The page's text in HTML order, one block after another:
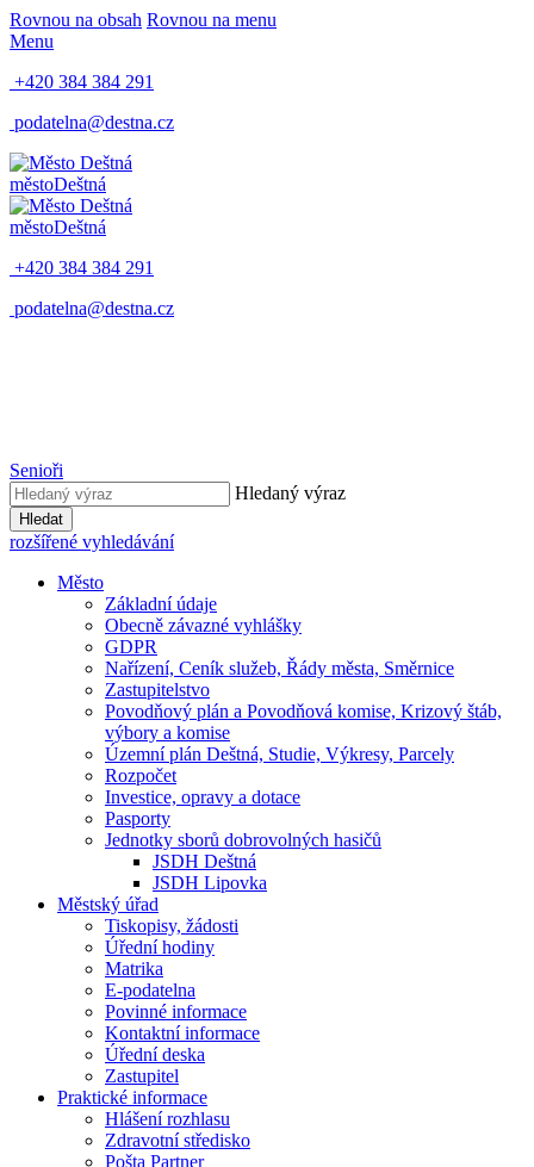
Rovnou na obsah Rovnou na menu
Menu
+420 384 384 291
podatelna@destna.cz
městoDeštná
městoDeštná
+420 384 384 291
podatelna@destna.cz
Senioři
Hledaný výraz
Hledat
rozšířené vyhledávání
Město
Základní údaje
Obecně závazné vyhlášky
GDPR
Nařízení, Ceník služeb, Řády města, Směrnice
Zastupitelstvo
Povodňový plán a Povodňová komise, Krizový štáb,
výbory a komise
Územní plán Deštná, Studie, Výkresy, Parcely
Rozpočet
Investice, opravy a dotace
Pasporty
Jednotky sborů dobrovolných hasičů
JSDH Deštná
JSDH Lipovka
Městský úřad
Tiskopisy, žádosti
Úřední hodiny
Matrika
E-podatelna
Povinné informace
Kontaktní informace
Úřední deska
Zastupitel
Praktické informace
Hlášení rozhlasu
Zdravotní středisko
Pošta Partner